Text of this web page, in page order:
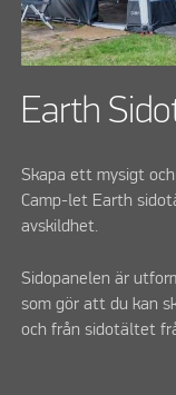
Earth
Skapa ett mysigt
Camp-let Earth
avskildhet.
Sidopanelen är
som gör att du kan
och från sidotältet